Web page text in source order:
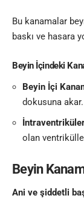
Bu kanamalar
baskı ve hasara
Beyin İçindeki
Beyin İçi
dokusuna
olan
Beyin
Ani ve şiddetli